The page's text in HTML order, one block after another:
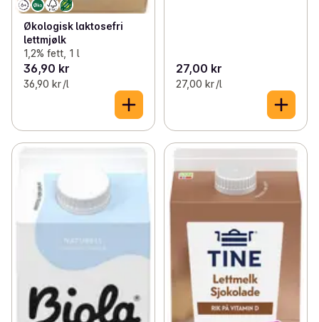
Økologisk laktosefri
lettmjølk
1,2% fett, 1 l
36,90 kr
36,90 kr /l
27,00 kr
27,00 kr /l